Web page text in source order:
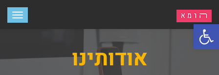
פתח סרגל נגישות
אודותינו